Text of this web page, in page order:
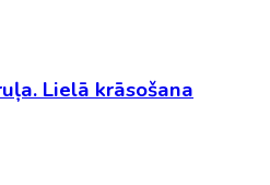
Lielā krāsošana